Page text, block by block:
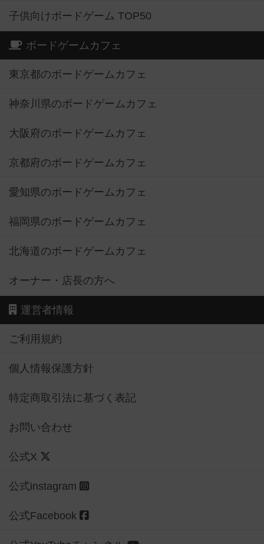
子供向けボードゲーム TOP50
ボードゲームカフェ
東京都のボードゲームカフェ
神奈川県のボードゲームカフェ
大阪府のボードゲームカフェ
京都府のボードゲームカフェ
愛知県のボードゲームカフェ
福岡県のボードゲームカフェ
北海道のボードゲームカフェ
オーナー・店長の方へ
運営者情報
ご利用規約
個人情報保護方針
特定商取引法に基づく表記
お問い合わせ
公式X
公式instagram
公式Facebook